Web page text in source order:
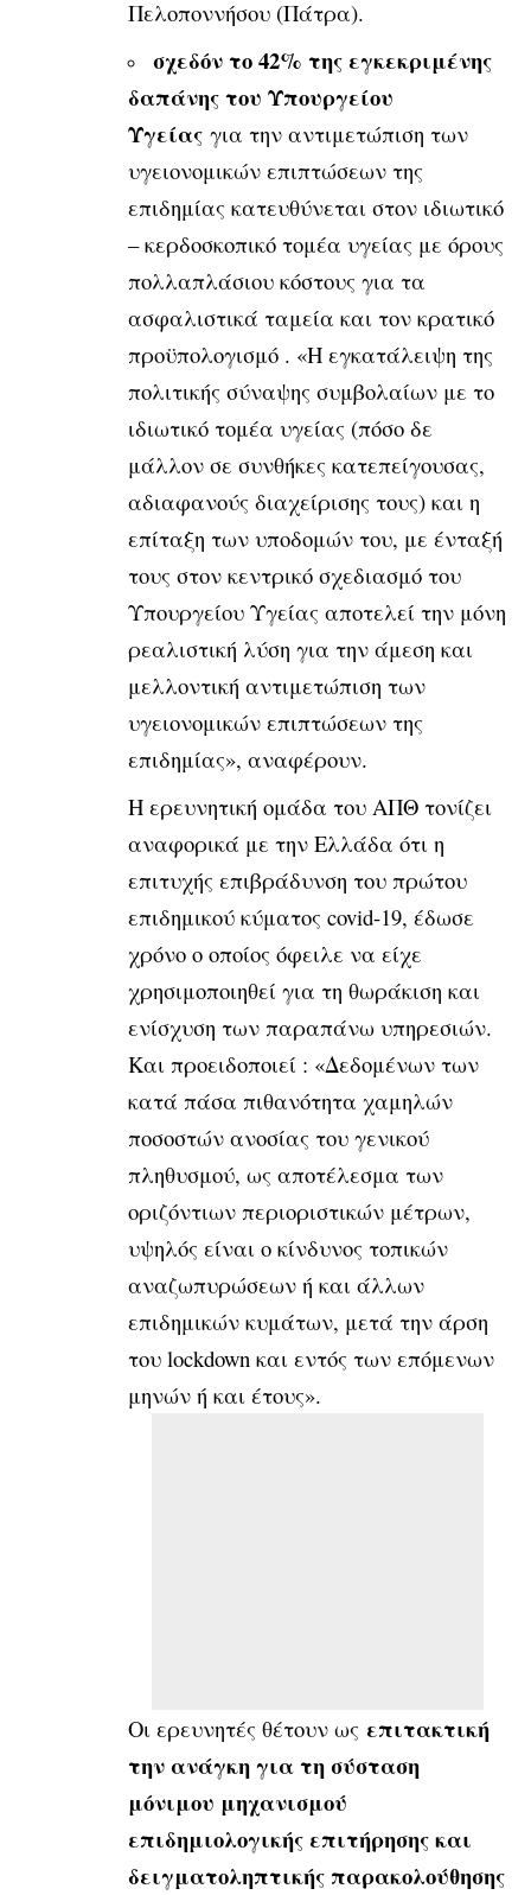
Πελοποννήσου (Πάτρα).
σχεδόν το 42% της εγκεκριμένης
δαπά­νης του Υπουργείου
Υγείας για την αντιμετώπιση των
υγειονομικών επιπτώσεων της
επιδημίας κατευθύνεται στον ιδιωτικό
– κερδοσκοπικό τομέα υγείας με όρους
πολλαπλάσιου κόστους για τα
ασφαλιστικά ταμεία και τον κρατικό
προϋπολογισμό . «Η εγκατάλειψη της
πολιτικής σύναψης συμβολαίων με το
ιδιωτικό τομέα υγείας (πόσο δε
μάλλον σε συνθήκες κατεπείγουσας,
αδιαφανούς διαχείρισης τους) και η
επίταξη των υποδομών του, με ένταξή
τους στον κεντρικό σχεδιασμό του
Υπουργείου Υγείας αποτελεί την μόνη
ρεαλιστική λύση για την άμεση και
μελ­λοντική αντιμετώπιση των
υγειονομικών επιπτώσεων της
επιδημίας», αναφέρουν.
Η ερευνητική ομάδα του ΑΠΘ τονίζει
αναφορικά με την Ελλάδα ότι η
επιτυχής επιβράδυνση του πρώτου
επιδημικού κύματος covid-19, έδωσε
χρόνο ο οποίος όφειλε να είχε
χρησιμοποιηθεί για τη θωράκιση και
ενίσχυση των παραπάνω υπηρεσιών.
Και προειδοποιεί : «Δεδομένων των
κατά πάσα πιθανότητα χαμηλών
ποσοστών ανοσίας του γενικού
πληθυσμού, ως αποτέλεσμα των
οριζόντιων περιοριστικών μέτρων,
υψηλός είναι ο κίνδυνος τοπικών
αναζωπυρώσεων ή και άλλων
επιδημικών κυμάτων, μετά την άρση
του lockdown και εντός των επόμενων
μηνών ή και έτους».
Οι ερευνητές θέτουν ως επιτακτική
την ανάγκη για τη σύσταση
μόνιμου μηχανισμού
επιδημιολογικής επιτήρησης και
δειγματοληπτικής παρακολούθησης